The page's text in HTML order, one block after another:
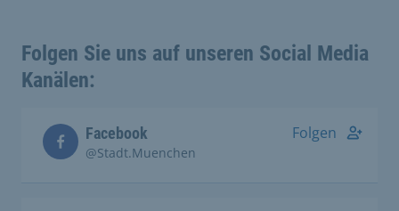
Folgen Sie uns auf unseren Social Media
Kanälen:
Facebook
@Stadt.Muenchen
Folgen